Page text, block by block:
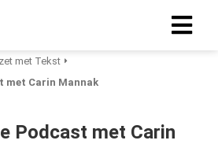
met Tekst
met Carin Mannak
Podcast met Carin